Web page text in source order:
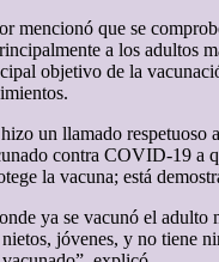
mencionó que se
a los adultos
objetivo de la
un llamado respetuoso
contra COVID-19 a
la vacuna; está
ya se vacunó el adulto
jóvenes, y no tiene